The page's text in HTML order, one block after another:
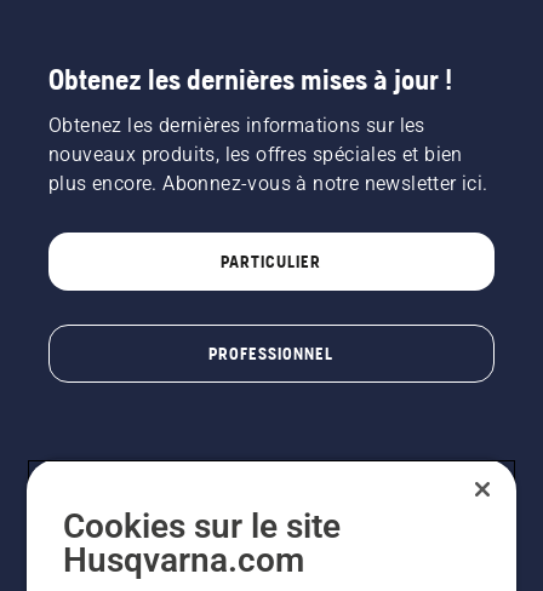
Obtenez les dernières mises à jour !
Obtenez les dernières informations sur les
nouveaux produits, les offres spéciales et bien
plus encore. Abonnez-vous à notre newsletter ici.
PARTICULIER
PROFESSIONNEL
Cookies sur le site
Husqvarna.com